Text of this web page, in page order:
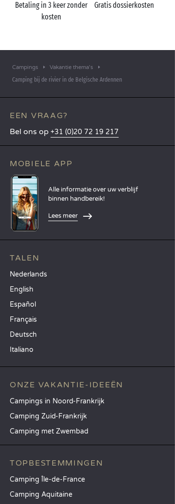
Betaling in 3 keer zonder
kosten
Gratis dossierkosten
Campings Vakantie thema's
Camping bij de rivier in de Belgische Ardennen
EEN VRAAG?
Bel ons op +31 (0)20 72 19 217
MOBIELE APP
Alle informatie over uw verblijf
binnen handbereik!
Lees meer
TALEN
Nederlands
English
Español
Français
Deutsch
Italiano
ONZE VAKANTIE-IDEEËN
Campings in Noord-Frankrijk
Camping Zuid-Frankrijk
Camping met Zwembad
TOPBESTEMMINGEN
Camping Île-de-France
Camping Aquitaine